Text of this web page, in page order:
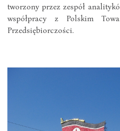
tworzony przez zespół
współpracy z Polskim
Przedsiębiorczości.